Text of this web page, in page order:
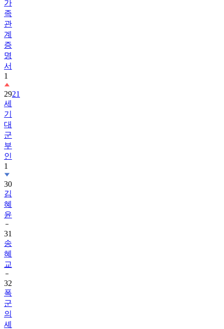
가
족
관
계
증
명
서
1
2921
세
기
대
군
부
인
1
30
김
혜
윤
31
송
혜
교
32
폭
군
의
셰